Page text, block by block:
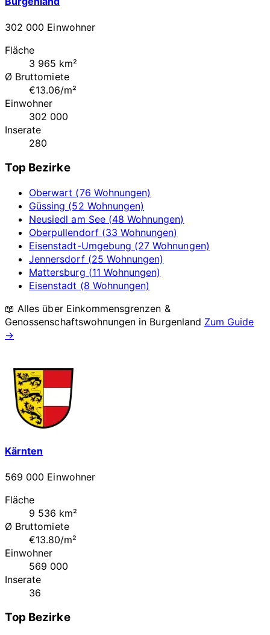
302 000 Einwohner
Fläche
3 965 km²
Ø Bruttomiete
€13.06/m²
Einwohner
302 000
Inserate
280
Top Bezirke
Oberwart (76 Wohnungen)
Güssing (52 Wohnungen)
Neusiedl am See (48 Wohnungen)
Oberpullendorf (33 Wohnungen)
Eisenstadt-Umgebung (27 Wohnungen)
Jennersdorf (25 Wohnungen)
Mattersburg (11 Wohnungen)
Eisenstadt (8 Wohnungen)
📖 Alles über Einkommensgrenzen &
Genossenschaftswohnungen in Burgenland Zum Guide
→
Kärnten
569 000 Einwohner
Fläche
9 536 km²
Ø Bruttomiete
€13.80/m²
Einwohner
569 000
Inserate
36
Top Bezirke